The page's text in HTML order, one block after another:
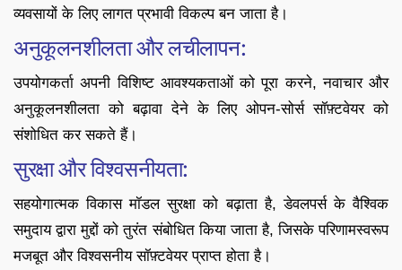
व्यवसायों के लिए लागत प्रभावी विकल्प बन जाता है।
अनुकूलनशीलता और लचीलापन:
उपयोगकर्ता अपनी विशिष्ट आवश्यकताओं को पूरा करने, नवाचार और
अनुकूलनशीलता को बढ़ावा देने के लिए ओपन-सोर्स सॉफ़्टवेयर को
संशोधित कर सकते हैं।
सुरक्षा और विश्वसनीयता:
सहयोगात्मक विकास मॉडल सुरक्षा को बढ़ाता है, डेवलपर्स के वैश्विक
समुदाय द्वारा मुद्दों को तुरंत संबोधित किया जाता है, जिसके परिणामस्वरूप
मजबूत और विश्वसनीय सॉफ़्टवेयर प्राप्त होता है।